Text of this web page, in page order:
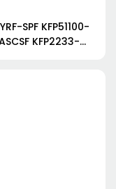
SPF KFP51100-
KFP2233-